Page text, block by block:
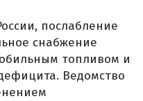
послабление
снабжение
топливом и
Ведомство